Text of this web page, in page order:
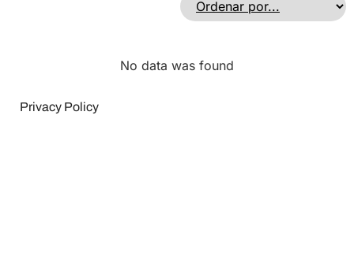
No data was found
Privacy Policy